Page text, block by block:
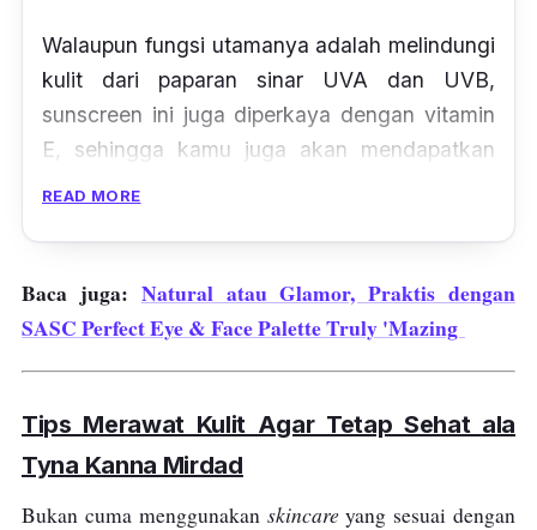
Walaupun fungsi utamanya adalah melindungi
kulit dari paparan sinar UVA dan UVB,
sunscreen ini juga diperkaya dengan vitamin
E, sehingga kamu juga akan mendapatkan
moisturizer, aku langsung mengaplikasikan
sunscreen ini sebagai last step dari skincare
enggak lengket, justru sunscreen ini malah
membuat makeup aku lebih menempel dan
awet.”
READ MORE
Baca juga: Natural atau Glamor, Praktis dengan
SASC Perfect Eye & Face Palette Truly 'Mazing
Tips Merawat Kulit Agar Tetap Sehat ala
Tyna Kanna Mirdad
Bukan cuma menggunakan skincare yang sesuai dengan